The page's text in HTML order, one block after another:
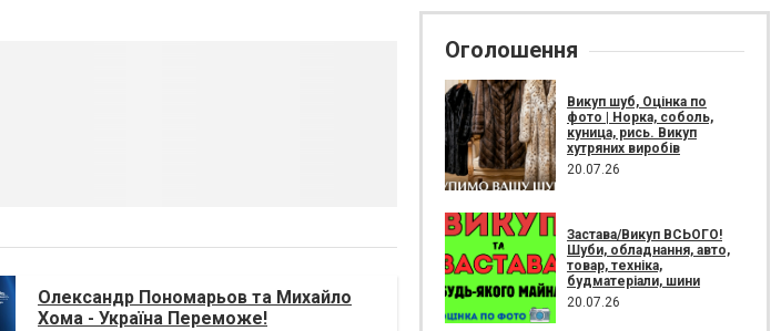
Олександр Пономарьов та Михайло
Хома - Україна Переможе!
Оголошення
Викуп шуб, Оцінка по
фото | Норка, соболь,
куница, рись. Викуп
хутряних виробів
20.07.26
Застава/Викуп ВСЬОГО!
Шуби, обладнання, авто,
товар, техніка,
будматеріали, шини
20.07.26